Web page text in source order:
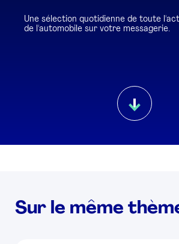
Une sélection quotidienne de toute
de l'automobile sur votre messagerie.
Sur le même